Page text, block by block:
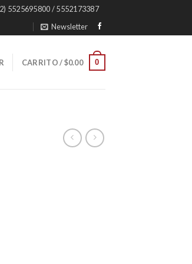
5525695800 / 5552173387
Newsletter
CARRITO /$0.00 0